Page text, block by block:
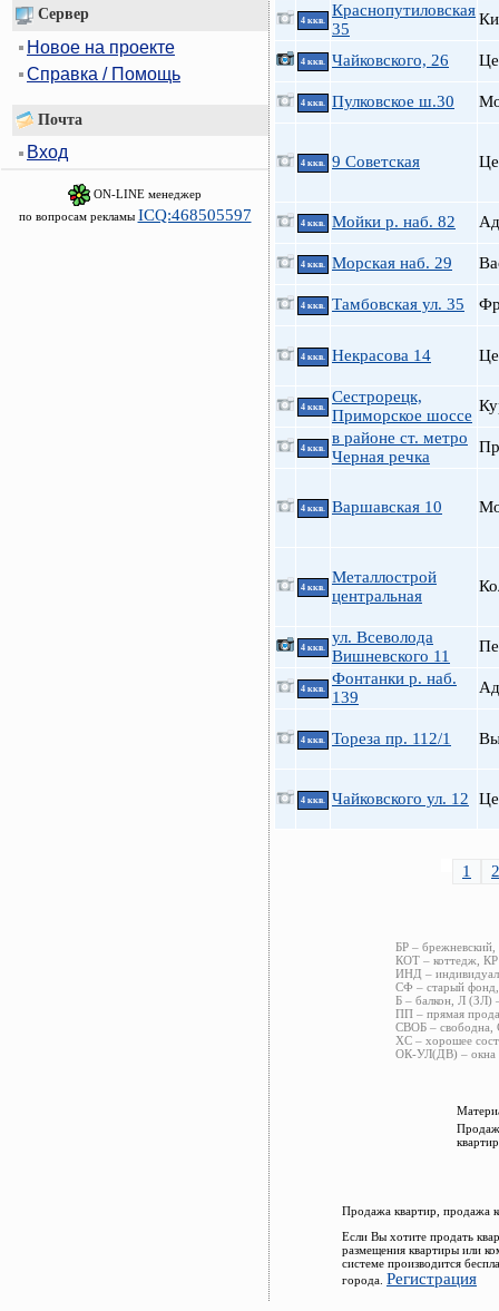
Сервер
Новое на проекте
Справка / Помощь
Почта
Вход
ON-LINE менеджер
по вопросам рекламы ICQ:468505597
4 ккв.
Краснопутиловская
35
4 ккв. Чайковского, 26
4 ккв. Пулковское ш.30
4 ккв. 9 Советская
4 ккв. Мойки р. наб. 82
4 ккв. Морская наб. 29
4 ккв. Тамбовская ул. 35
4 ккв. Некрасова 14
4 ккв.
Сестрорецк,
Приморское шоссе
4 ккв.
в районе ст. метро
Черная речка
4 ккв. Варшавская 10
4 ккв.
Металлострой
центральная
4 ккв.
ул. Всеволода
Вишневского 11
4 ккв.
Фонтанки р. наб.
139
4 ккв. Тореза пр. 112/1
4 ккв. Чайковского ул. 12
1 2
БР –
КОТ – коттедж,
ИНД –
СФ – старый
Б – балкон, Л (ЗЛ)
ПП – прямая
СВОБ – свободна,
ХС – хорошее
ОК-УЛ(ДВ) – окна
Продажа квартир, продажа
Если Вы хотите продать
размещения квартиры или
системе производится
города. Регистрация